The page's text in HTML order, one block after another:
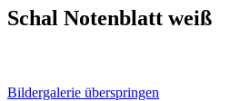
Schal Notenblatt weiß
Bildergalerie überspringen